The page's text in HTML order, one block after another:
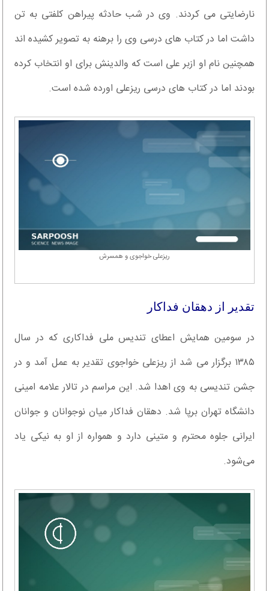
نارضایتی می کردند. وی در شب حادثه پیراهن کلفتی به تن
داشت اما در کتاب های درسی وی را برهنه به تصویر کشیده اند
همچنین نام او ازبر علی است که والدینش برای او انتخاب کرده
بودند اما در کتاب های درسی ریزعلی اورده شده است.
ریزعلی خواجوی و همسرش
تقدیر از دهقان فداکار
در سومین همایش اعطای تندیس ملی فداکاری که در سال
۱۳۸۵ برگزار می شد از ریزعلی خواجوی تقدیر به عمل آمد و در
جشن تندیسی به وی اهدا شد. این مراسم در تالار علامه امینی
دانشگاه تهران برپا شد. دهقان فداکار میان نوجوانان و جوانان
ایرانی جلوه محترم و متینی دارد و همواره از او به نیکی یاد
می‌شود.